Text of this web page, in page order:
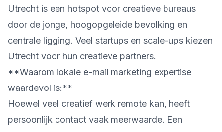
Utrecht is een hotspot voor creatieve bureaus
door de jonge, hoogopgeleide bevolking en
centrale ligging. Veel startups en scale-ups kiezen
Utrecht voor hun creatieve partners.
**Waarom lokale e-mail marketing expertise
waardevol is:**
Hoewel veel creatief werk remote kan, heeft
persoonlijk contact vaak meerwaarde. Een